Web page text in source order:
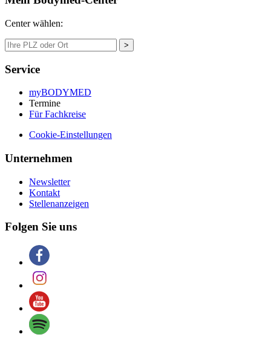
Center wählen:
>
Service
myBODYMED
Termine
Für Fachkreise
Cookie-Einstellungen
Unternehmen
Newsletter
Kontakt
Stellenanzeigen
Folgen Sie uns